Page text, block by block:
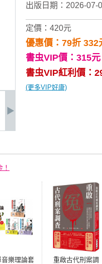
出版日期：2026-07-
定價：420元
優惠價：79折 332
書虫VIP價：315元
書虫VIP紅利價：
(更多VIP好康)
音樂理論套
重啟古代刑案調